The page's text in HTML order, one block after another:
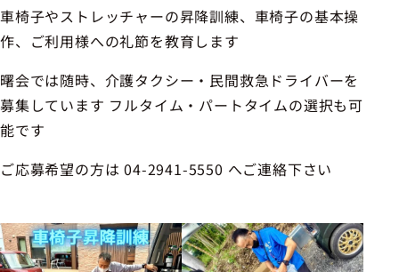
車椅子やストレッチャーの昇降訓練、車椅子の基本操
作、ご利用様への礼節を教育します
曙会では随時、介護タクシー・民間救急ドライバーを
募集しています フルタイム・パートタイムの選択も可
能です
ご応募希望の方は 04-2941-5550 へご連絡下さい